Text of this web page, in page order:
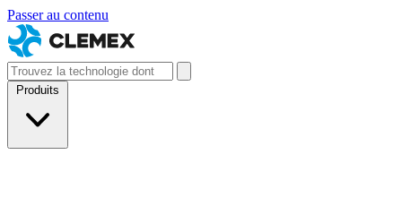
Passer au contenu
Produits